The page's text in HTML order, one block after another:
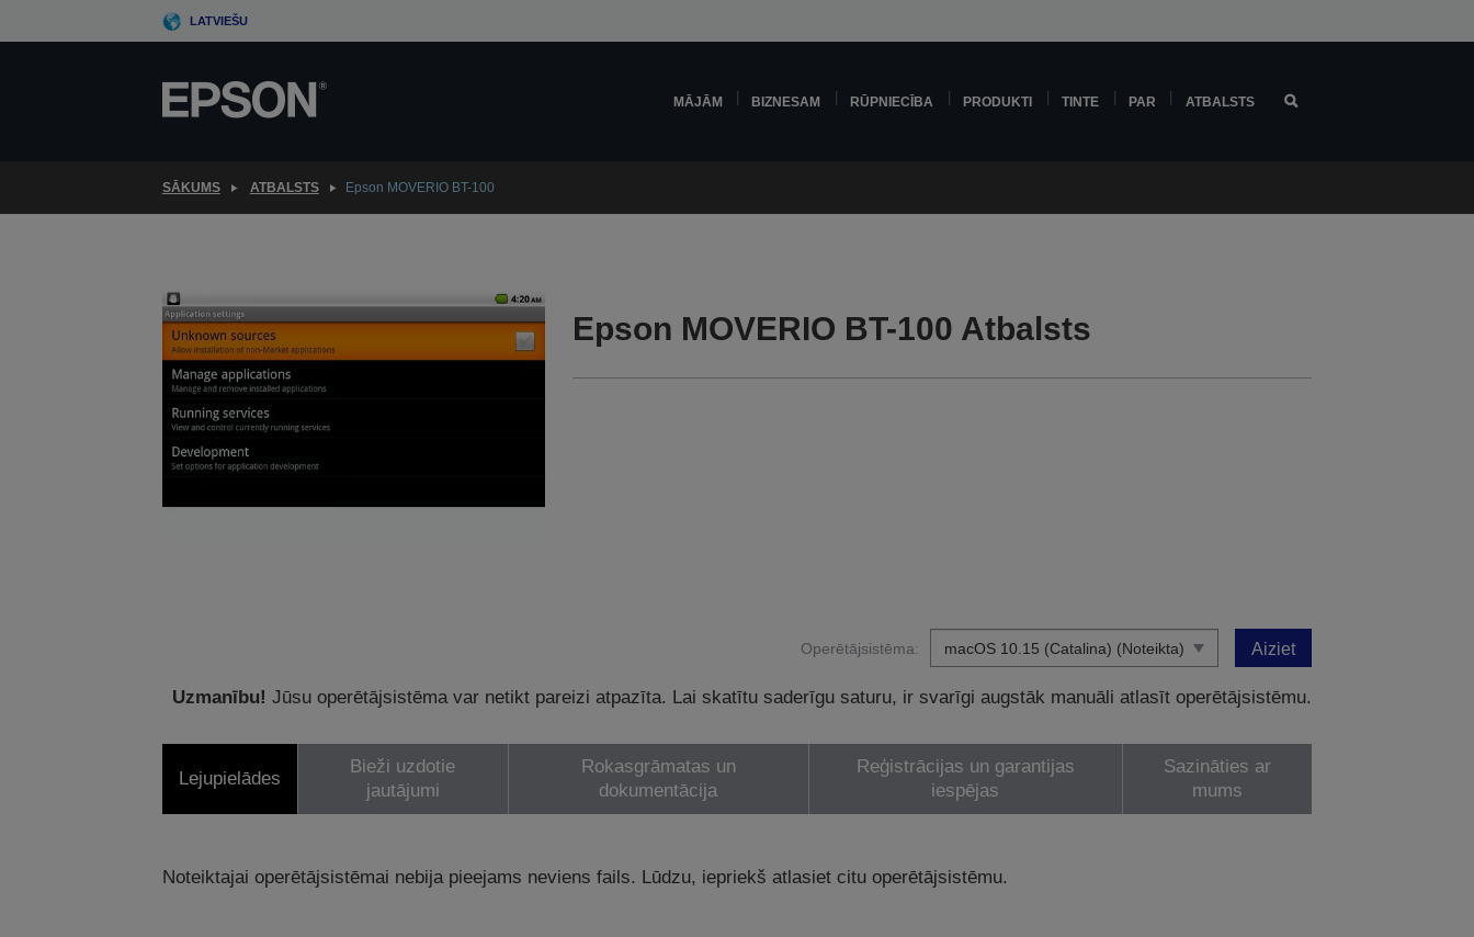
to
LATVIEŠU
MĀJĀM BIZNESAM RŪPNIECĪBA PRODUKTI TINTE PAR ATBALSTS
SĀKUMS ATBALSTS Epson MOVERIO BT-100
Epson MOVERIO BT-100 Atbalsts
Operētājsistēma: Aiziet
Uzmanību! Jūsu operētājsistēma var netikt pareizi atpazīta. Lai skatītu saderīgu saturu, ir svarīgi augstāk manuāli atlasīt operētājsistēmu.
Lejupielādes
Bieži uzdotie
jautājumi
Rokasgrāmatas un
dokumentācija
Reģistrācijas un garantijas
iespējas
Sazināties ar
mums
Noteiktajai operētājsistēmai nebija pieejams neviens fails. Lūdzu, iepriekš atlasiet citu operētājsistēmu.